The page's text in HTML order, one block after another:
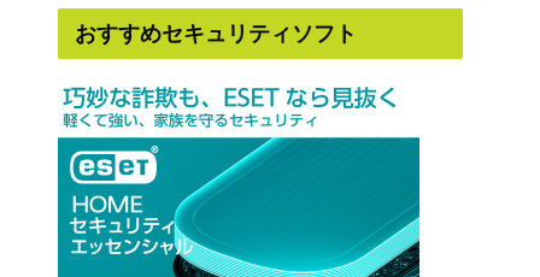
おすすめセキュリティソフト